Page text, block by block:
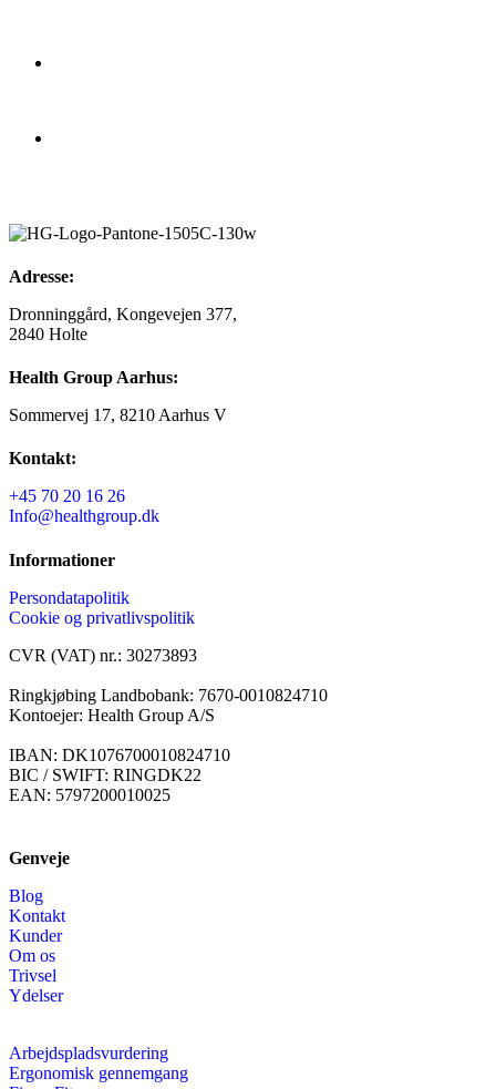
Adresse:
Dronninggård, Kongevejen 377,
2840 Holte
Health Group Aarhus:
Sommervej 17, 8210 Aarhus V
Kontakt:
+45 70 20 16 26
Info@healthgroup.dk
Informationer
Persondatapolitik
Cookie og privatlivspolitik
CVR (VAT) nr.: 30273893
Ringkjøbing Landbobank: 7670-0010824710
Kontoejer: Health Group A/S
IBAN: DK1076700010824710
BIC / SWIFT: RINGDK22
EAN: 5797200010025
Genveje
Blog
Kontakt
Kunder
Om os
Trivsel
Ydelser
Arbejdspladsvurdering
Ergonomisk gennemgang